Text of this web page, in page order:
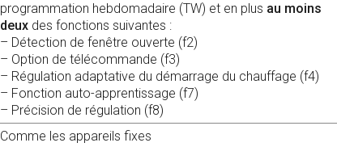
programmation hebdomadaire (TW) et en plus au moins
deux des fonctions suivantes :
– Détection de fenêtre ouverte (f2)
– Option de télécommande (f3)
– Régulation adaptative du démarrage du chauffage (f4)
– Fonction auto-apprentissage (f7)
– Précision de régulation (f8)
Comme les appareils fixes